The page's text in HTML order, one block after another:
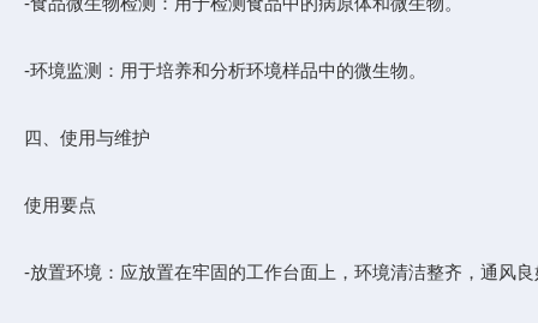
-环境监测：用于培养和分析环境样品中的微生物。
四、使用与维护
使用要点
-放置环境：应放置在牢固的工作台面上，环境清洁整齐，通风